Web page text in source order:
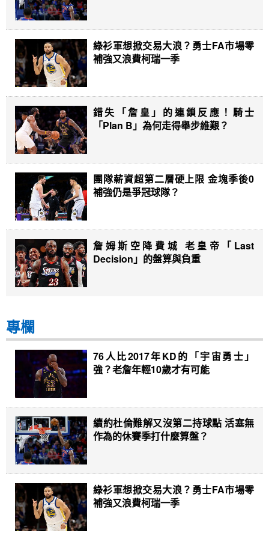
綠衫軍想掀交易大浪？勇士FA市場零
補強又浪費柯瑞一季
錯失「詹皇」的連鎖反應！騎士
「Plan B」為何走得舉步維艱？
團隊薪資超第二層硬上限 金塊季後0
補強仍是爭冠球隊？
詹姆斯空降費城 老皇帝「Last
Decision」的盤算與負重
專欄
76人比2017年KD的「宇宙勇士」
強？老詹年輕10歲才有可能
續約杜倫難解又沒第二持球點 活塞無
作為的休賽季打什麼算盤？
綠衫軍想掀交易大浪？勇士FA市場零
補強又浪費柯瑞一季